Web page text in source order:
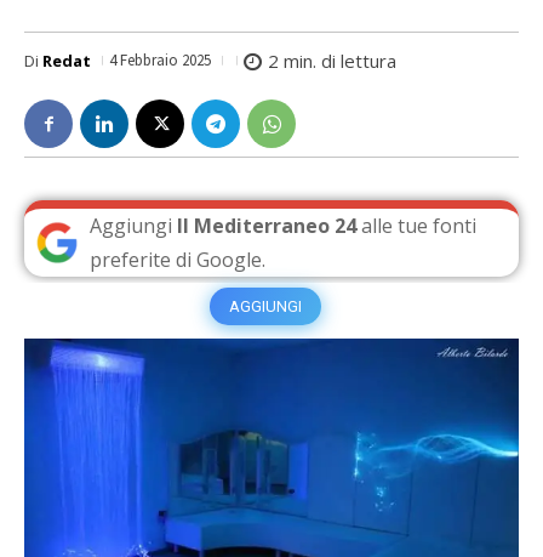
Di Redat 4 Febbraio 2025 2 min. di lettura
Aggiungi Il Mediterraneo 24alle tue fonti
preferite di Google.
AGGIUNGI